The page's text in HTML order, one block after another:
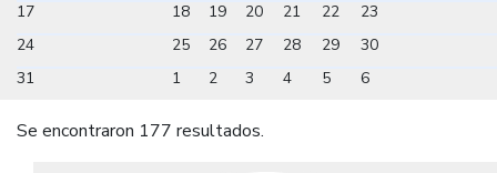
17
18 19 20 21 22
23
24
25 26 27 28 29
30
31
1 2 3 4 5 6
Se encontraron 177 resultados.